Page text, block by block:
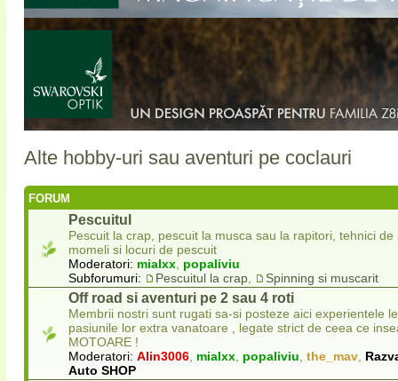
Alte hobby-uri sau aventuri pe coclauri
FORUM
Pescuitul
Pescuit la crap, pescuit la musca sau la rapitori, tehnici de
momeli si locuri de pescuit
Moderatori: mialxx popaliviu
Subforumuri:
Pescuitul la crap Spinning si muscarit
Off road si aventuri pe 2 sau 4 roti
Membrii nostri sunt rugati sa-si posteze aici experientele
pasiunile lor extra vanatoare , legate strict de ceea ce
MOTOARE !
Moderatori: Alin3006 mialxx popaliviu the_mav
Auto SHOP